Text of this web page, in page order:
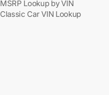
MSRP Lookup by VIN
Classic Car VIN Lookup